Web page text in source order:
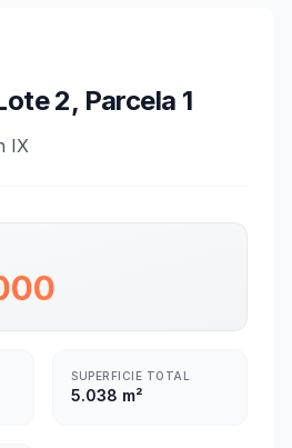
2, Parcela 1
IX
SUPERFICIE TOTAL
5.038 m²